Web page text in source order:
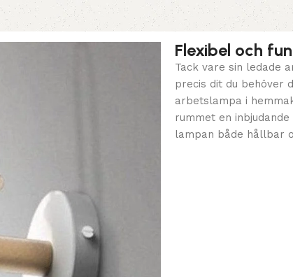
Flexibel och
Tack vare sin ledade
precis dit du behöver
arbetslampa i
rummet en
lampan både hållbar